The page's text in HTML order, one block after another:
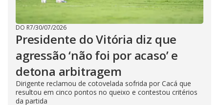
DO R7/30/07/2026
Presidente do Vitória diz que
agressão ‘não foi por acaso’ e
detona arbitragem
Dirigente reclamou de cotovelada sofrida por Cacá que
resultou em cinco pontos no queixo e contestou critérios
da partida